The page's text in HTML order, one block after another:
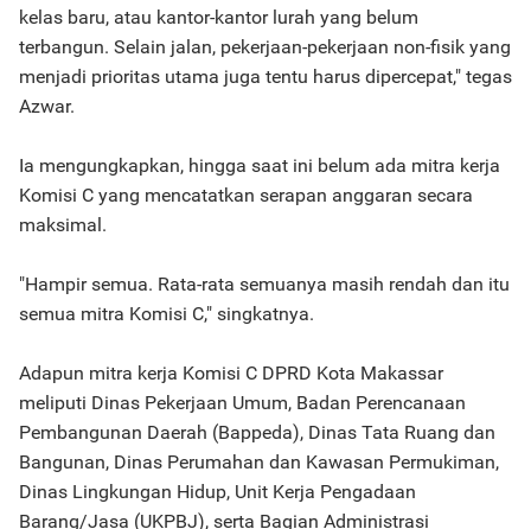
kelas baru, atau kantor-kantor lurah yang belum
terbangun. Selain jalan, pekerjaan-pekerjaan non-fisik yang
menjadi prioritas utama juga tentu harus dipercepat," tegas
Azwar.
Ia mengungkapkan, hingga saat ini belum ada mitra kerja
Komisi C yang mencatatkan serapan anggaran secara
maksimal.
"Hampir semua. Rata-rata semuanya masih rendah dan itu
semua mitra Komisi C," singkatnya.
Adapun mitra kerja Komisi C DPRD Kota Makassar
meliputi Dinas Pekerjaan Umum, Badan Perencanaan
Pembangunan Daerah (Bappeda), Dinas Tata Ruang dan
Bangunan, Dinas Perumahan dan Kawasan Permukiman,
Dinas Lingkungan Hidup, Unit Kerja Pengadaan
Barang/Jasa (UKPBJ), serta Bagian Administrasi